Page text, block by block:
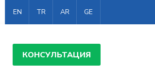
EN TR AR GE
КОНСУЛЬТАЦИЯ